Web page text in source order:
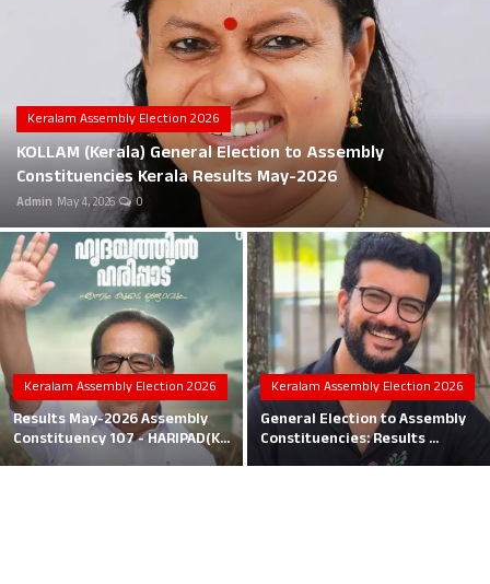
Career
Education
Business
Local News
Earn Money
Tutorials
Malayalam
Keralam Assembly Election 2026
KOLLAM (Kerala) General Election to Assembly
Constituencies Kerala Results May-2026
Admin May 4, 2026 0
Keralam Assembly Election 2026
Results May-2026 Assembly
Constituency 107 - HARIPAD(K...
Keralam Assembly Election 2026
General Election to Assembly
Constituencies: Results ...